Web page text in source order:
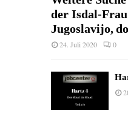
der Isdal-
Jugoslavijo,
24. Juli 2020 0